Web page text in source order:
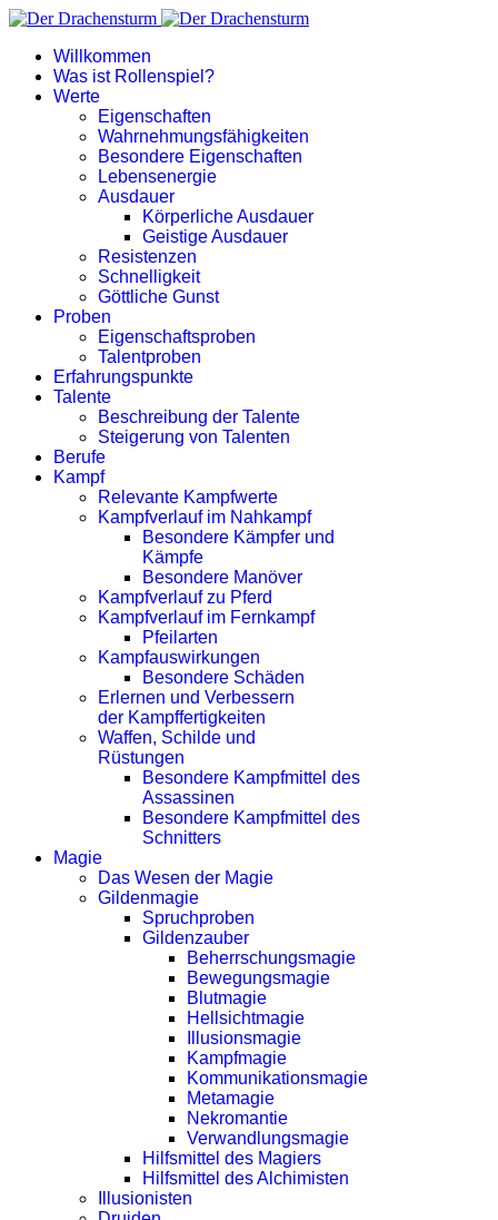
Willkommen
Was ist Rollenspiel?
Werte
Eigenschaften
Wahrnehmungsfähigkeiten
Besondere Eigenschaften
Lebensenergie
Ausdauer
Körperliche Ausdauer
Geistige Ausdauer
Resistenzen
Schnelligkeit
Göttliche Gunst
Proben
Eigenschaftsproben
Talentproben
Erfahrungspunkte
Talente
Beschreibung der Talente
Steigerung von Talenten
Berufe
Kampf
Relevante Kampfwerte
Kampfverlauf im Nahkampf
Besondere Kämpfer und
Kämpfe
Besondere Manöver
Kampfverlauf zu Pferd
Kampfverlauf im Fernkampf
Pfeilarten
Kampfauswirkungen
Besondere Schäden
Erlernen und Verbessern
der Kampffertigkeiten
Waffen, Schilde und
Rüstungen
Besondere Kampfmittel des
Assassinen
Besondere Kampfmittel des
Schnitters
Magie
Das Wesen der Magie
Gildenmagie
Spruchproben
Gildenzauber
Beherrschungsmagie
Bewegungsmagie
Blutmagie
Hellsichtmagie
Illusionsmagie
Kampfmagie
Kommunikationsmagie
Metamagie
Nekromantie
Verwandlungsmagie
Hilfsmittel des Magiers
Hilfsmittel des Alchimisten
Illusionisten